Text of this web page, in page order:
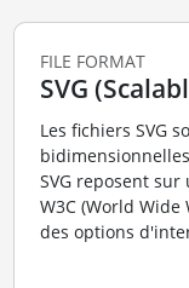
FILE FORMAT
SVG
Les fichiers SVG
SVG reposent
W3C (World Wide
des options